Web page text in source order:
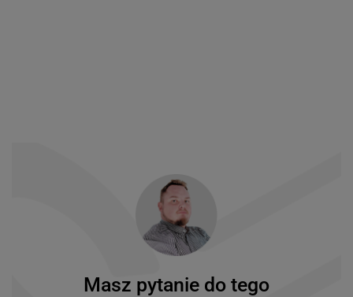
Masz pytanie do tego